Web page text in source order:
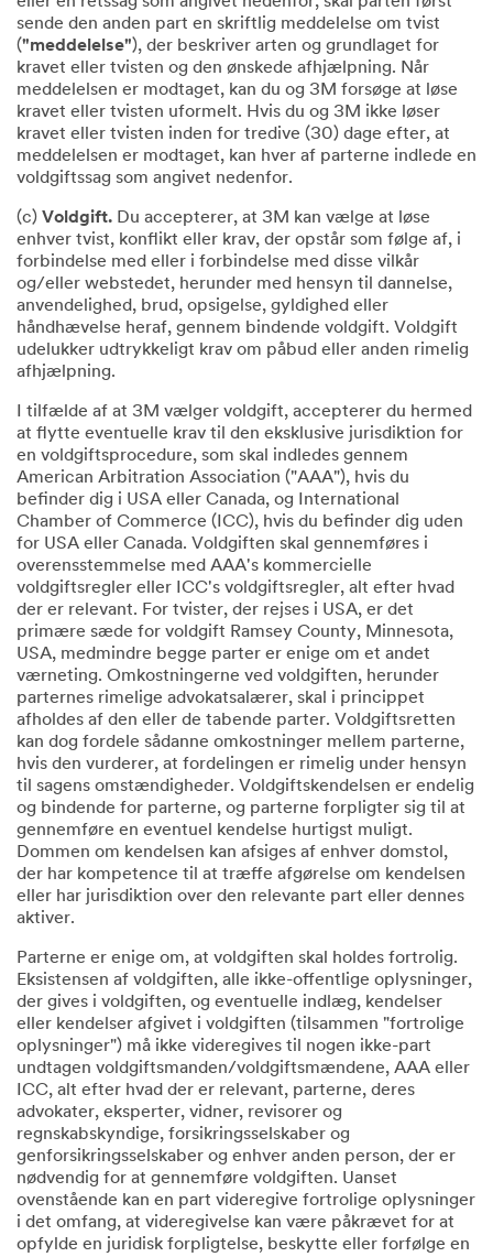
sende den anden part en skriftlig meddelelse om tvist
("meddelelse"), der beskriver arten og grundlaget for
kravet eller tvisten og den ønskede afhjælpning. Når
meddelelsen er modtaget, kan du og 3M forsøge at løse
kravet eller tvisten uformelt. Hvis du og 3M ikke løser
kravet eller tvisten inden for tredive (30) dage efter, at
meddelelsen er modtaget, kan hver af parterne indlede en
voldgiftssag som angivet nedenfor.
(c) Voldgift. Du accepterer, at 3M kan vælge at løse
enhver tvist, konflikt eller krav, der opstår som følge af, i
forbindelse med eller i forbindelse med disse vilkår
og/eller webstedet, herunder med hensyn til dannelse,
anvendelighed, brud, opsigelse, gyldighed eller
håndhævelse heraf, gennem bindende voldgift. Voldgift
udelukker udtrykkeligt krav om påbud eller anden rimelig
afhjælpning.
I tilfælde af at 3M vælger voldgift, accepterer du hermed
at flytte eventuelle krav til den eksklusive jurisdiktion for
en voldgiftsprocedure, som skal indledes gennem
American Arbitration Association ("AAA"), hvis du
befinder dig i USA eller Canada, og International
Chamber of Commerce (ICC), hvis du befinder dig uden
for USA eller Canada. Voldgiften skal gennemføres i
overensstemmelse med AAA's kommercielle
voldgiftsregler eller ICC's voldgiftsregler, alt efter hvad
der er relevant. For tvister, der rejses i USA, er det
primære sæde for voldgift Ramsey County, Minnesota,
USA, medmindre begge parter er enige om et andet
værneting. Omkostningerne ved voldgiften, herunder
parternes rimelige advokatsalærer, skal i princippet
afholdes af den eller de tabende parter. Voldgiftsretten
kan dog fordele sådanne omkostninger mellem parterne,
hvis den vurderer, at fordelingen er rimelig under hensyn
til sagens omstændigheder. Voldgiftskendelsen er endelig
og bindende for parterne, og parterne forpligter sig til at
gennemføre en eventuel kendelse hurtigst muligt.
Dommen om kendelsen kan afsiges af enhver domstol,
der har kompetence til at træffe afgørelse om kendelsen
eller har jurisdiktion over den relevante part eller dennes
aktiver.
Parterne er enige om, at voldgiften skal holdes fortrolig.
Eksistensen af voldgiften, alle ikke-offentlige oplysninger,
der gives i voldgiften, og eventuelle indlæg, kendelser
eller kendelser afgivet i voldgiften (tilsammen "fortrolige
oplysninger") må ikke videregives til nogen ikke-part
undtagen voldgiftsmanden/voldgiftsmændene, AAA eller
ICC, alt efter hvad der er relevant, parterne, deres
advokater, eksperter, vidner, revisorer og
regnskabskyndige, forsikringsselskaber og
genforsikringsselskaber og enhver anden person, der er
nødvendig for at gennemføre voldgiften. Uanset
ovenstående kan en part videregive fortrolige oplysninger
i det omfang, at videregivelse kan være påkrævet for at
opfylde en juridisk forpligtelse, beskytte eller forfølge en